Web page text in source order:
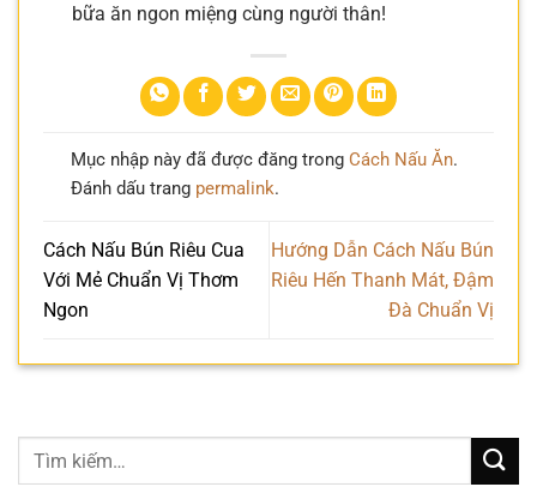
bữa ăn ngon miệng cùng người thân!
Mục nhập này đã được đăng trong Cách Nấu Ăn.
Đánh dấu trang permalink.
Cách Nấu Bún Riêu Cua
Với Mẻ Chuẩn Vị Thơm
Ngon
Hướng Dẫn Cách Nấu Bún
Riêu Hến Thanh Mát, Đậm
Đà Chuẩn Vị